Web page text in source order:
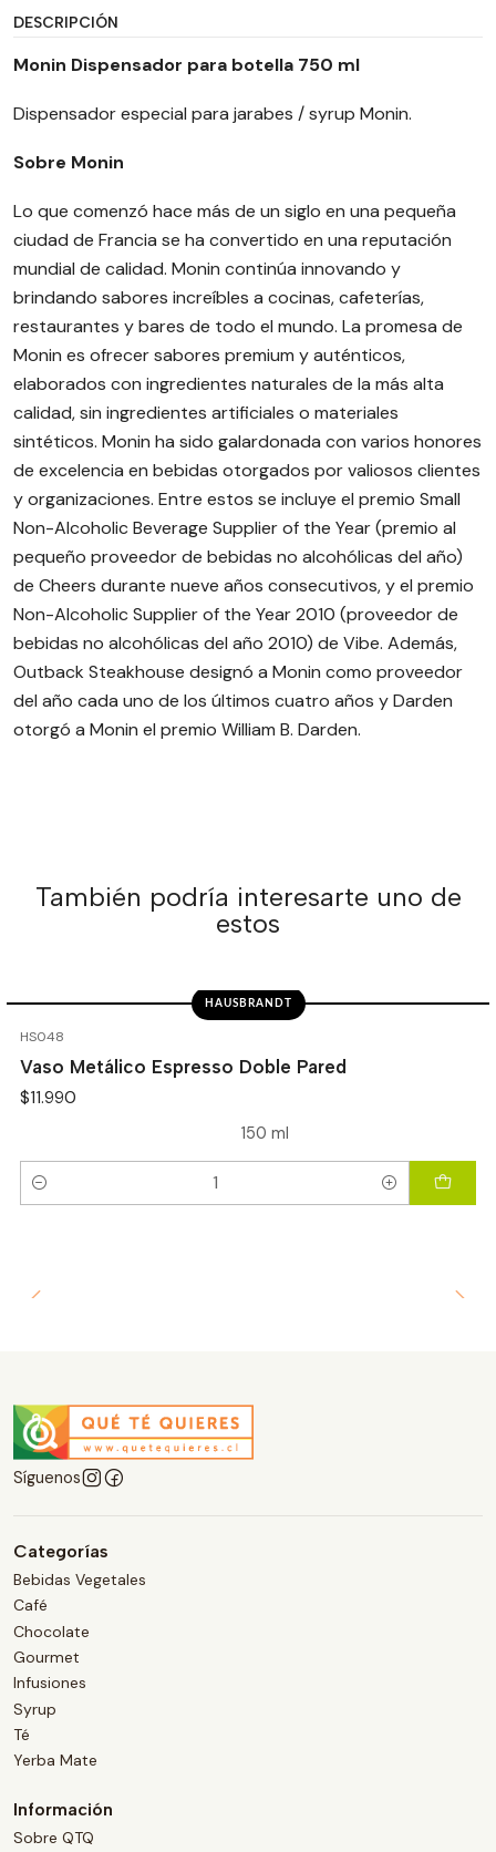
DESCRIPCIÓN
Monin Dispensador para botella 750 ml
Dispensador especial para jarabes / syrup Monin.
Sobre Monin
Lo que comenzó hace más de un siglo en una pequeña
ciudad de Francia se ha convertido en una reputación
mundial de calidad. Monin continúa innovando y
brindando sabores increíbles a cocinas, cafeterías,
restaurantes y bares de todo el mundo. La promesa de
Monin es ofrecer sabores premium y auténticos,
elaborados con ingredientes naturales de la más alta
calidad, sin ingredientes artificiales o materiales
sintéticos. Monin ha sido galardonada con varios honores
de excelencia en bebidas otorgados por valiosos clientes
y organizaciones. Entre estos se incluye el premio Small
Non-Alcoholic Beverage Supplier of the Year (premio al
pequeño proveedor de bebidas no alcohólicas del año)
de Cheers durante nueve años consecutivos, y el premio
Non-Alcoholic Supplier of the Year 2010 (proveedor de
bebidas no alcohólicas del año 2010) de Vibe. Además,
Outback Steakhouse designó a Monin como proveedor
del año cada uno de los últimos cuatro años y Darden
otorgó a Monin el premio William B. Darden.
También podría interesarte uno de
estos
HS048
HAUSBRANDT
Vaso Metálico Espresso Doble Pared
$11.990
150 ml
Cantidad
Síguenos
Categorías
Bebidas Vegetales
Café
Chocolate
Gourmet
Infusiones
Syrup
Té
Yerba Mate
Información
Sobre QTQ